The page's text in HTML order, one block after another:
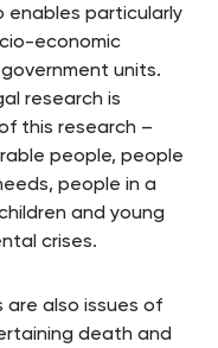
enables particularly
economic
units.
research is
this research –
people, people
people in a
and young
crises.
also issues of
death and